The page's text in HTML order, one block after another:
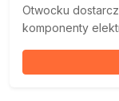
Otwocku
komponenty